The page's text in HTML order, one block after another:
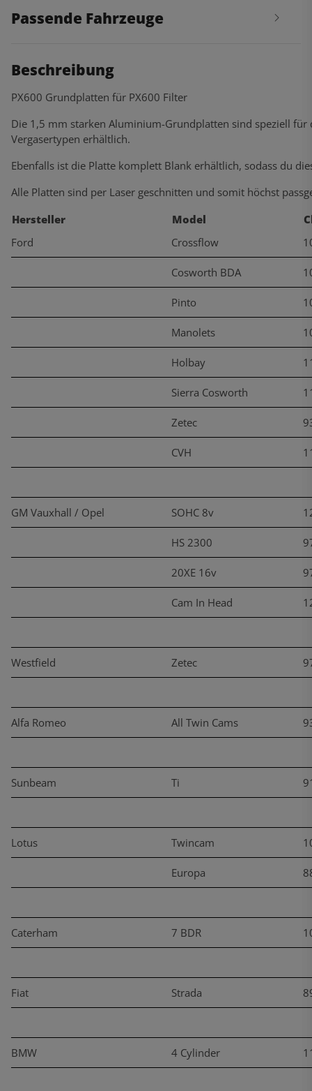
Passende Fahrzeuge
Beschreibung
PX600 Grundplatten für PX600 Filter
Die 1,5 mm starken Aluminium-Grundplatten sind speziell für
Vergasertypen erhältlich.
Ebenfalls ist die Platte komplett Blank erhältlich, sodass du
Alle Platten sind per Laser geschnitten und somit höchst
Hersteller
Model
Ford
Crossflow
Cosworth BDA
Pinto
Manolets
Holbay
Sierra Cosworth
Zetec
CVH
GM Vauxhall / Opel SOHC 8v
HS 2300
20XE 16v
Cam In Head
Westfield Zetec
Alfa Romeo All Twin Cams
Sunbeam Ti
Lotus Twincam
Europa
Caterham 7 BDR
Fiat Strada
BMW 4 Cylinder